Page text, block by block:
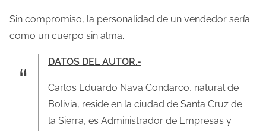
Sin compromiso, la personalidad de un vendedor sería
como un cuerpo sin alma.
DATOS DEL AUTOR.-
Carlos Eduardo Nava Condarco, natural de
Bolivia, reside en la ciudad de Santa Cruz de
la Sierra, es Administrador de Empresas y